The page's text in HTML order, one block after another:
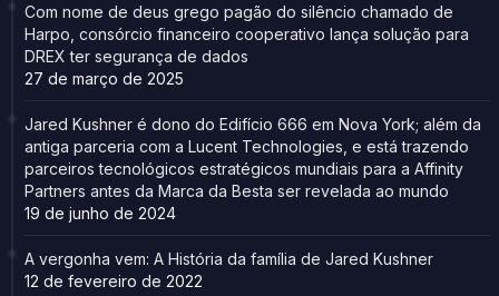
Com nome de deus grego pagão do silêncio chamado de
Harpo, consórcio financeiro cooperativo lança solução para
DREX ter segurança de dados
27 de março de 2025
Jared Kushner é dono do Edifício 666 em Nova York; além da
antiga parceria com a Lucent Technologies, e está trazendo
parceiros tecnológicos estratégicos mundiais para a Affinity
Partners antes da Marca da Besta ser revelada ao mundo
19 de junho de 2024
A vergonha vem: A História da família de Jared Kushner
12 de fevereiro de 2022